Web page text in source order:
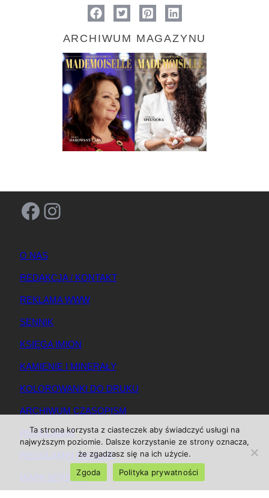
ARCHIWUM MAGAZYNU
Facebook Instagram
O NAS
REDAKCJA / KONTAKT
REKLAMA WWW
SENNIK
KSIĘGA IMION
KAMIENIE I MINERAŁY
KOLOROWANKI DO DRUKU
ARCHIWUM CZASOPISM
REGULAMIN
REGULAMIN REKLAM
MAPA SERWISU
Ta strona korzysta z ciasteczek aby świadczyć usługi na
najwyższym poziomie. Dalsze korzystanie ze strony oznacza,
że zgadzasz się na ich użycie.
Zgoda
Polityka prywatności